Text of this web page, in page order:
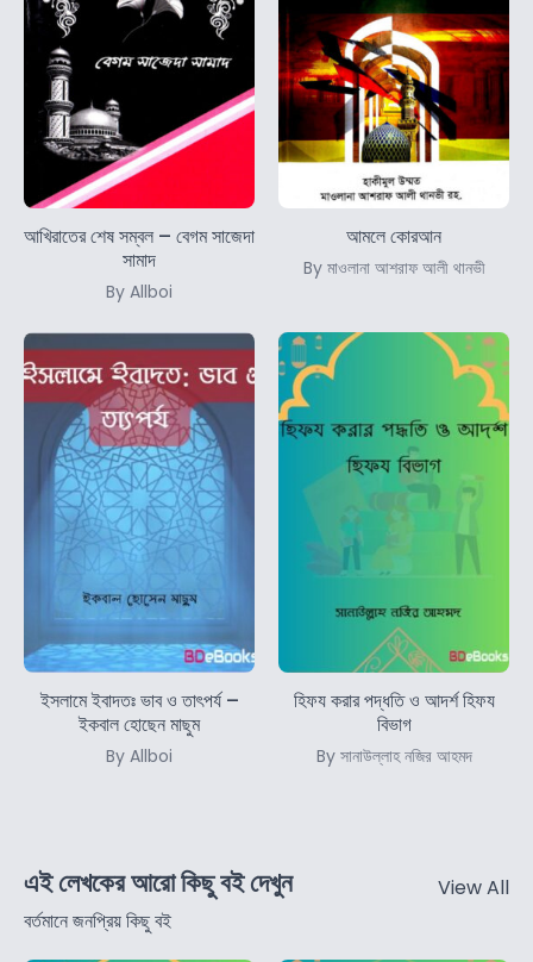
আখিরাতের শেষ সম্বল – বেগম সাজেদা
সামাদ
By Allboi
আমলে কোরআন
By মাওলানা আশরাফ আলী থানভী
ইসলামে ইবাদতঃ ভাব ও তাৎপর্য –
ইকবাল হোছেন মাছুম
By Allboi
হিফয করার পদ্ধতি ও আদর্শ হিফয
বিভাগ
By সানাউল্লাহ নজির আহমদ
এই লেখকের আরো কিছু বই দেখুন
বর্তমানে জনপ্রিয় কিছু বই
View All